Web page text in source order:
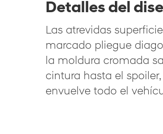
Detalles del
Las atrevidas
marcado pliegue
la moldura cromada
cintura hasta el
envuelve todo el